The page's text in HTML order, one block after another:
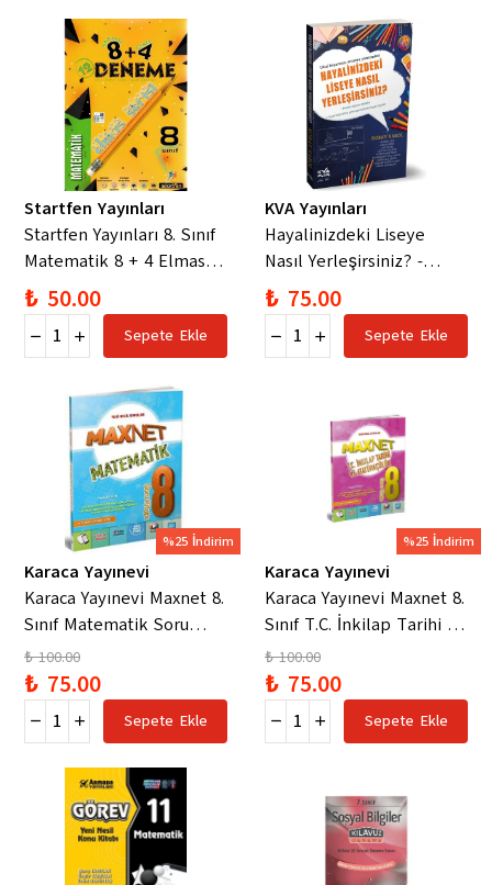
Startfen Yayınları
Startfen Yayınları 8. Sınıf
Matematik 8 + 4 Elmas
Serisi Deneme
₺ 50.00
Sepete Ekle
KVA Yayınları
Hayalinizdeki Liseye
Nasıl Yerleşirsiniz? -
Koray Varol
₺ 75.00
Sepete Ekle
%25 İndirim
Karaca Yayınevi
Karaca Yayınevi Maxnet 8.
Sınıf Matematik Soru
Kitabı
₺ 100.00
₺ 75.00
Sepete Ekle
%25 İndirim
Karaca Yayınevi
Karaca Yayınevi Maxnet 8.
Sınıf T.C. İnkilap Tarihi ve
Atatürkçülük Soru Kitabı
₺ 100.00
₺ 75.00
Sepete Ekle